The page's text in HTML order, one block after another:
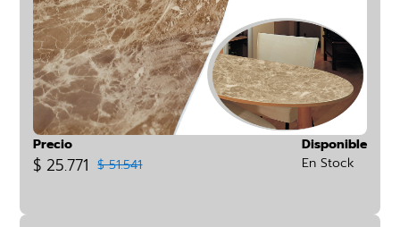
Precio
$ 25.771 $ 51.541
Disponible
En Stock